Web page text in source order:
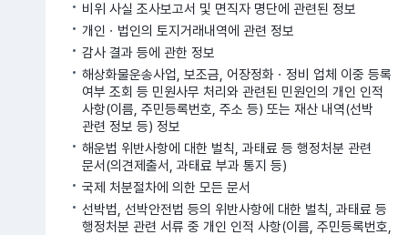
비위 사실 조사보고서 및 면직자 명단에 관련된 정보
개인ㆍ법인의 토지거래내역에 관련 정보
감사 결과 등에 관한 정보
해상화물운송사업, 보조금, 어장정화ㆍ정비 업체 이중 등록
여부 조회 등 민원사무 처리와 관련된 민원인의 개인 인적
사항(이름, 주민등록번호, 주소 등) 또는 재산 내역(선박
관련 정보 등) 정보
해운법 위반사항에 대한 벌칙, 과태료 등 행정처분 관련
문서(의견제출서, 과태료 부과 통지 등)
국제 처분절차에 의한 모든 문서
선박법, 선박안전법 등의 위반사항에 대한 벌칙, 과태료 등
행정처분 관련 서류 중 개인 인적 사항(이름, 주민등록번호,